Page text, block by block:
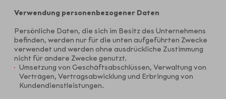
Verwendung personenbezogener Daten
Persönliche Daten, die sich im Besitz des Unternehmens
befinden, werden nur für die unten aufgeführten Zwecke
verwendet und werden ohne ausdrückliche Zustimmung
nicht für andere Zwecke genutzt.
Umsetzung von Geschäftsabschlüssen, Verwaltung von
Verträgen, Vertragsabwicklung und Erbringung von
Kundendienstleistungen.